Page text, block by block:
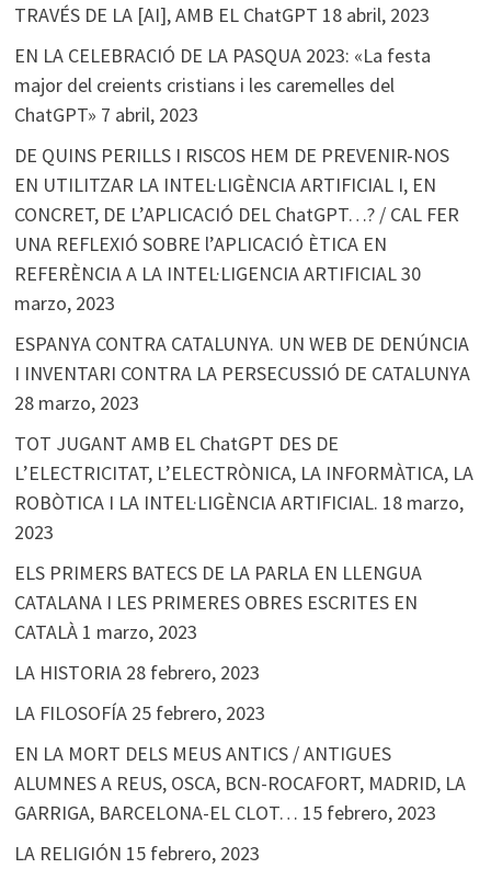
TRAVÉS DE LA [AI], AMB EL ChatGPT 18 abril, 2023
EN LA CELEBRACIÓ DE LA PASQUA 2023: «La festa
major del creients cristians i les caremelles del
ChatGPT» 7 abril, 2023
DE QUINS PERILLS I RISCOS HEM DE PREVENIR-NOS
EN UTILITZAR LA INTEL·LIGÈNCIA ARTIFICIAL I, EN
CONCRET, DE L’APLICACIÓ DEL ChatGPT…? / CAL FER
UNA REFLEXIÓ SOBRE l’APLICACIÓ ÈTICA EN
REFERÈNCIA A LA INTEL·LIGENCIA ARTIFICIAL30
marzo, 2023
ESPANYA CONTRA CATALUNYA. UN WEB DE DENÚNCIA
I INVENTARI CONTRA LA PERSECUSSIÓ DE CATALUNYA
28 marzo, 2023
TOT JUGANT AMB EL ChatGPT DES DE
L’ELECTRICITAT, L’ELECTRÒNICA, LA INFORMÀTICA, LA
ROBÒTICA I LA INTEL·LIGÈNCIA ARTIFICIAL. 18 marzo,
2023
ELS PRIMERS BATECS DE LA PARLA EN LLENGUA
CATALANA I LES PRIMERES OBRES ESCRITES EN
CATALÀ 1 marzo, 2023
LA HISTORIA 28 febrero, 2023
LA FILOSOFÍA 25 febrero, 2023
EN LA MORT DELS MEUS ANTICS / ANTIGUES
ALUMNES A REUS, OSCA, BCN-ROCAFORT, MADRID, LA
GARRIGA, BARCELONA-EL CLOT… 15 febrero, 2023
LA RELIGIÓN 15 febrero, 2023